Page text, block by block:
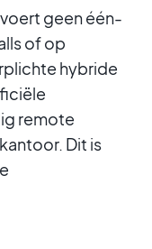
geen één-
of op
hybride
remote
Dit is